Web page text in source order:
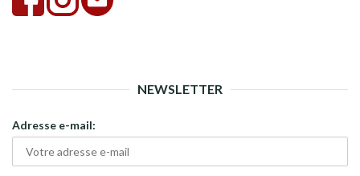
NEWSLETTER
Adresse e-mail: